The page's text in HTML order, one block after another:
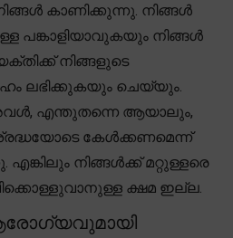
കാണിക്കുന്നു. നിങ്ങൾ
പങ്കാളിയാവുകയും നിങ്ങൾ
നിങ്ങളുടെ
ലഭിക്കുകയും ചെയ്യും.
എന്തുതന്നെ ആയാലും,
കേൾക്കണമെന്ന്
നിങ്ങൾക്ക് മറ്റുള്ളരെ
ക്ഷമ ഇല്ല.
ആരോഗ്യവുമായി